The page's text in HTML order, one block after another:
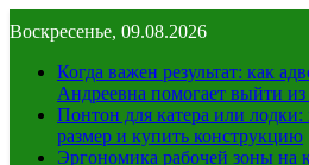
к
содержимому
Воскресенье, 09.08.2026
Когда важен результат: как
Андреевна помогает выйти из
Понтон для катера или лодки:
размер и купить конструкцию
Эргономика рабочей зоны на